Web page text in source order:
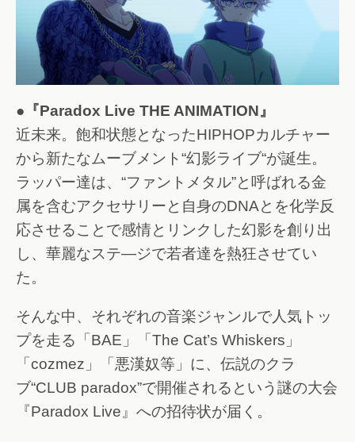
●『Paradox Live THE ANIMATION』
近未来。飽和状態となったHIPHOPカルチャー
から新たなムーブメント“幻影ライブ“が誕生。
ラッパー達は、“ファントメタル”と呼ばれる金
属を含むアクセサリーと自身のDNAとを化学反
応させることで感情とリンクした幻影を創り出
し、華麗なステ―ジで若者達を熱狂させてい
た。
そんな中、それぞれの音楽ジャンルで人気トッ
プを走る「BAE」「The Cat’s Whiskers」
「cozmez」「悪漢奴等」に、伝説のクラ
ブ“CLUB paradox”で開催されるという謎の大会
『Paradox Live』への招待状が届く。